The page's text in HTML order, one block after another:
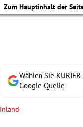
Zum Hauptinhalt der
Wählen Sie
Google-Quelle
Inland